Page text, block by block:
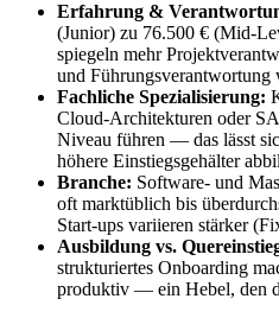
Erfahrung &
(Junior) zu 76.500 € (Mid-
spiegeln mehr
und Führungsverantwortung
Fachliche Spezialisierung:
Cloud-Architekturen oder
Niveau führen — das lässt
höhere Einstiegsgehälter
Branche: Software- und
oft marktüblich bis
Start-ups variieren stärker
Ausbildung vs.
strukturiertes Onboarding
produktiv — ein Hebel, den